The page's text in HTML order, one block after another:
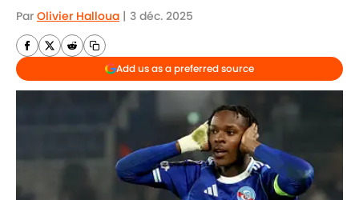
Par Olivier Halloua | 3 déc. 2025
Add us as a preferred source